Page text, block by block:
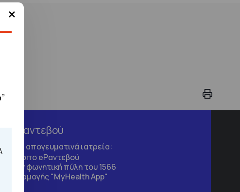
×
Ραντεβού
τα απογευματινά ιατρεία:
eΡαντεβού
στην φωνητική πύλη του 1566
εφαρμογής "MyHealth App"